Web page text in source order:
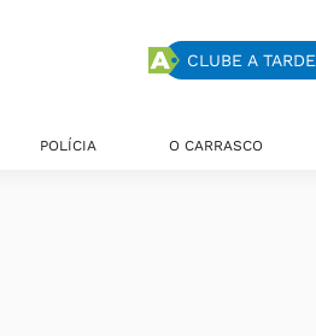
CLUBE A TARDE
POLÍCIA O CARRASCO